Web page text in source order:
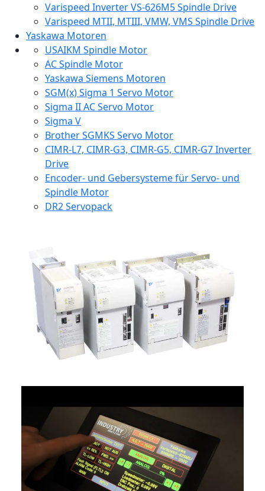
Varispeed Inverter VS-626M5 Spindle Drive
Varispeed MTII, MTIII, VMW, VMS Spindle Drive
Yaskawa Motoren
USAIKM Spindle Motor
AC Spindle Motor
Yaskawa Siemens Motoren
SGM(x) Sigma 1 Servo Motor
Sigma II AC Servo Motor
Sigma V
Brother SGMKS Servo Motor
CIMR-L7, CIMR-G3, CIMR-G5, CIMR-G7 Inverter
Drive
Encoder- und Gebersysteme für Servo- und
Spindle Motor
DR2 Servopack